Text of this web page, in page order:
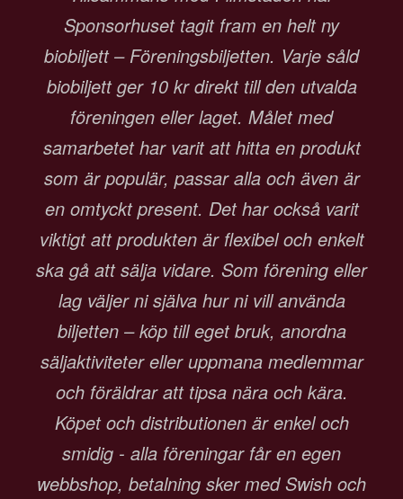
Sponsorhuset tagit fram en helt ny
biobiljett – Föreningsbiljetten. Varje såld
biobiljett ger 10 kr direkt till den utvalda
föreningen eller laget. Målet med
samarbetet har varit att hitta en produkt
som är populär, passar alla och även är
en omtyckt present. Det har också varit
viktigt att produkten är flexibel och enkelt
ska gå att sälja vidare. Som förening eller
lag väljer ni själva hur ni vill använda
biljetten – köp till eget bruk, anordna
säljaktiviteter eller uppmana medlemmar
och föräldrar att tipsa nära och kära.
Köpet och distributionen är enkel och
smidig - alla föreningar får en egen
webbshop, betalning sker med Swish och